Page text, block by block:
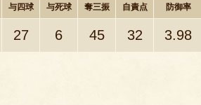
与四球 与死球 奪三振 自責点 防御率
27 6 45 32 3.98